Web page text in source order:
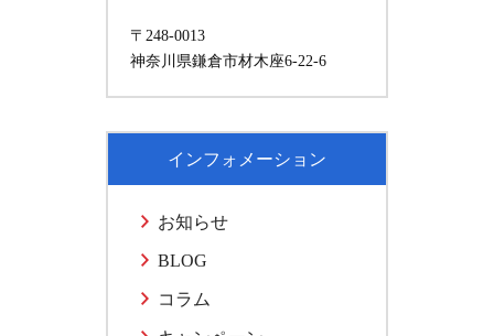
〒248-0013
神奈川県鎌倉市材木座6-22-6
インフォメーション
お知らせ
BLOG
コラム